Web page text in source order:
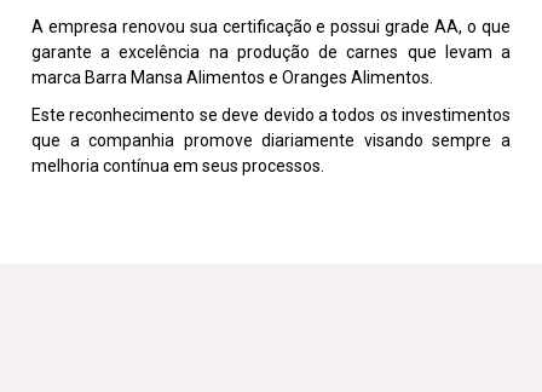
A empresa renovou sua certificação e possui grade AA, o que
garante a excelência na produção de carnes que levam a
marca Barra Mansa Alimentos e Oranges Alimentos.
Este reconhecimento se deve devido a todos os investimentos
que a companhia promove diariamente visando sempre a
melhoria contínua em seus processos.